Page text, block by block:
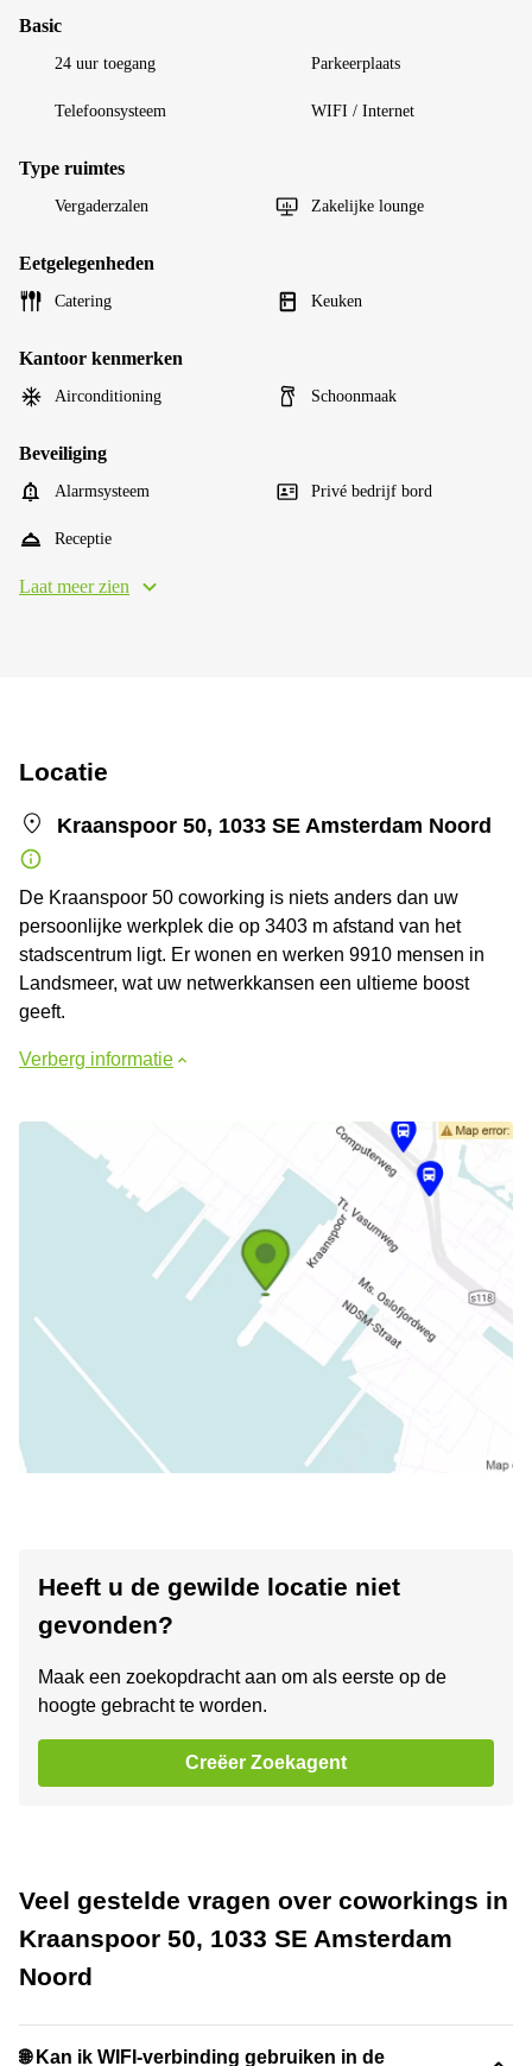
Basic
24 uur toegang Parkeerplaats
Telefoonsysteem WIFI / Internet
Type ruimtes
Vergaderzalen Zakelijke lounge
Eetgelegenheden
Catering Keuken
Kantoor kenmerken
Airconditioning Schoonmaak
Beveiliging
Alarmsysteem Privé bedrijf bord
Receptie
Laat meer zien
Locatie
Kraanspoor 50, 1033 SE Amsterdam Noord
De Kraanspoor 50 coworking is niets anders dan uw
persoonlijke werkplek die op 3403 m afstand van het
stadscentrum ligt. Er wonen en werken 9910 mensen in
Landsmeer, wat uw netwerkkansen een ultieme boost
geeft.
Verberg informatie
Heeft u de gewilde locatie niet
gevonden?
Maak een zoekopdracht aan om als eerste op de
hoogte gebracht te worden.
Creëer Zoekagent
Veel gestelde vragen over coworkings in
Kraanspoor 50, 1033 SE Amsterdam
Noord
🌐 Kan ik WIFI-verbinding gebruiken in de